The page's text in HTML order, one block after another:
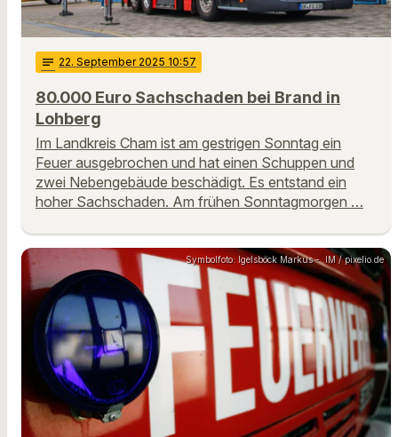
notes 22. September 2025 10:57
80.000 Euro Sachschaden bei Brand in
Lohberg
Im Landkreis Cham ist am gestrigen Sonntag ein
Feuer ausgebrochen und hat einen Schuppen und
zwei Nebengebäude beschädigt. Es entstand ein
hoher Sachschaden. Am frühen Sonntagmorgen …
Symbolfoto: Igelsböck Markus - .IM / pixelio.de